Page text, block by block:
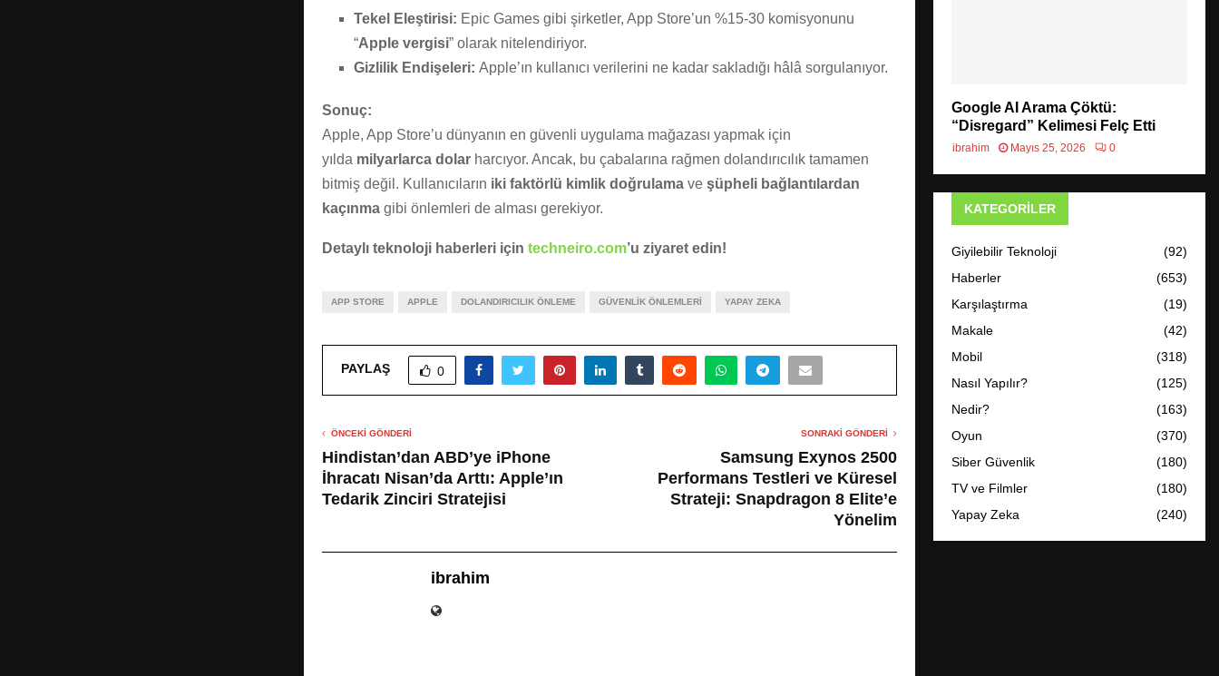
Tekel Eleştirisi: Epic Games gibi şirketler, App Store’un %15-30 komisyonunu
“Apple vergisi” olarak nitelendiriyor.
Gizlilik Endişeleri: Apple’ın kullanıcı verilerini ne kadar sakladığı hâlâ sorgulanıyor.
Sonuç:
Apple, App Store’u dünyanın en güvenli uygulama mağazası yapmak için
yılda milyarlarca dolar harcıyor. Ancak, bu çabalarına rağmen dolandırıcılık tamamen
bitmiş değil. Kullanıcıların iki faktörlü kimlik doğrulama ve şüpheli bağlantılardan
kaçınma gibi önlemleri de alması gerekiyor.
Detaylı teknoloji haberleri için techneiro.com’u ziyaret edin!
APP STORE APPLE DOLANDIRICILIK ÖNLEME GÜVENLIK ÖNLEMLERI YAPAY ZEKA
PAYLAŞ 0
ÖNCEKI GÖNDERI
Hindistan’dan ABD’ye iPhone
İhracatı Nisan’da Arttı: Apple’ın
Tedarik Zinciri Stratejisi
SONRAKI GÖNDERI
Samsung Exynos 2500
Performans Testleri ve Küresel
Strateji: Snapdragon 8 Elite’e
Yönelim
ibrahim
Google AI Arama Çöktü:
“Disregard” Kelimesi Felç Etti
ibrahim Mayıs 25, 2026 0
KATEGORILER
Giyilebilir Teknoloji
(92)
Haberler
(653)
Karşılaştırma
(19)
Makale
(42)
Mobil
(318)
Nasıl Yapılır?
(125)
Nedir?
(163)
Oyun
(370)
Siber Güvenlik
(180)
TV ve Filmler
(180)
Yapay Zeka
(240)